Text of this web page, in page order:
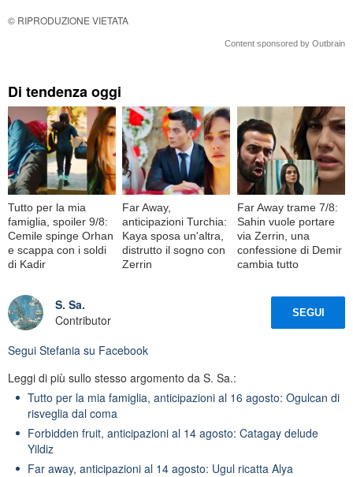
© RIPRODUZIONE VIETATA
Content sponsored by Outbrain
Di tendenza oggi
Tutto per la mia
famiglia, spoiler 9/8:
Cemile spinge Orhan
e scappa con i soldi
di Kadir
Far Away,
anticipazioni Turchia:
Kaya sposa un'altra,
distrutto il sogno con
Zerrin
Far Away trame 7/8:
Sahin vuole portare
via Zerrin, una
confessione di Demir
cambia tutto
S. Sa.
Contributor
SEGUI
Segui Stefania su Facebook
Leggi di più sullo stesso argomento da S. Sa.:
Tutto per la mia famiglia, anticipazioni al 16 agosto: Ogulcan di
risveglia dal coma
Forbidden fruit, anticipazioni al 14 agosto: Catagay delude
Yildiz
Far away, anticipazioni al 14 agosto: Ugul ricatta Alya